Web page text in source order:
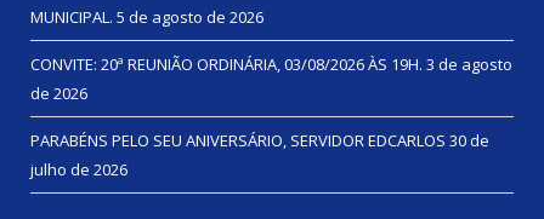
MUNICIPAL. 5 de agosto de 2026
CONVITE: 20ª REUNIÃO ORDINÁRIA, 03/08/2026 ÀS 19H. 3 de agosto
de 2026
PARABÉNS PELO SEU ANIVERSÁRIO, SERVIDOR EDCARLOS 30 de
julho de 2026